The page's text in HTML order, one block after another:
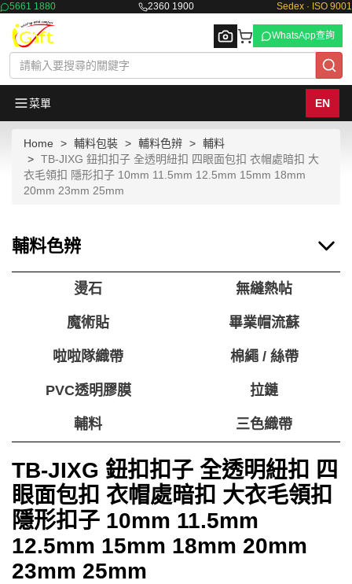
5661 1880 2360 1900 Sedex · ISO 9001
Browse
WhatsApp查詢
菜單 EN
Home 輔料包裝 輔料色辨
輔料
TB-JIXG 鈕扣扣子 全透明紐扣 四眼面包扣 衣帽處暗扣 大
衣毛領扣 隱形扣子 10mm 11.5mm 12.5mm 15mm 18mm
20mm 23mm 25mm
輔料色辨
燙石 無縫熱帖
魔術貼 畢業帽流蘇
啦啦隊織帶 棉繩 / 絲帶
PVC透明膠膜 拉鏈
輔料 三色織帶
TB-JIXG 鈕扣扣子 全透明紐扣 四
眼面包扣 衣帽處暗扣 大衣毛領扣
隱形扣子 10mm 11.5mm
12.5mm 15mm 18mm 20mm
23mm 25mm